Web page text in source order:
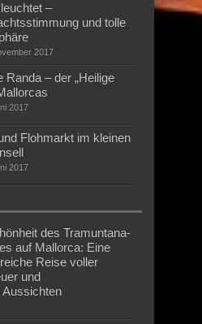
–
und tolle
2017
Randa – der „Heilige
2017
Flohmarkt im kleinen
2017
des Tramuntana-
auf Mallorca: Eine
Reise voller
und
Aussichten